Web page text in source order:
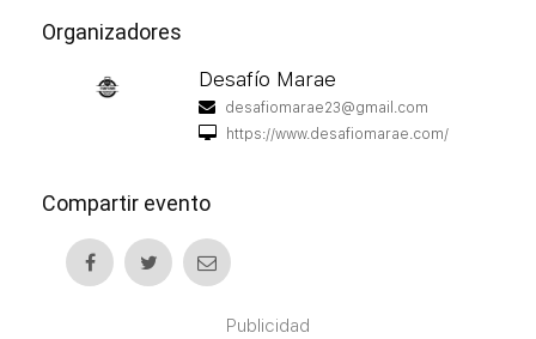
Organizadores
Desafío Marae
desafiomarae23@gmail.com
https://www.desafiomarae.com/
Compartir evento
Publicidad